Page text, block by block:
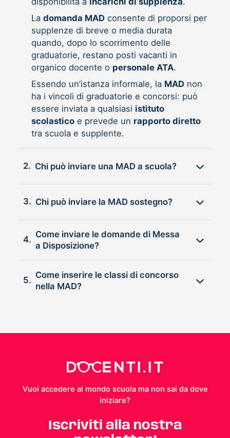
La domanda MADconsente di proporsi per
supplenze di breve o media durata
quando, dopo lo scorrimento delle
graduatorie, restano posti vacanti in
organico docente o personale ATA.
Essendo un’istanza informale, la MADnon
ha i vincoli di graduatorie e concorsi: può
essere inviata a qualsiasi istituto
scolasticoe prevede un rapporto diretto
tra scuola e supplente.
2. Chi può inviare una MAD a scuola?
3. Chi può inviare la MAD sostegno?
4.
Come inviare le domande di Messa
a Disposizione?
5.
Come inserire le classi di concorso
nella MAD?
Vuoi accedere al mondo scuola ma non sai da dove
iniziare?
Iscriviti alla nostra